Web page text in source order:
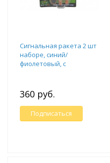
Сигнальная ракета 2 шт
наборе, синий/
фиолетовый, с
360 руб.
Подписаться